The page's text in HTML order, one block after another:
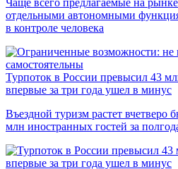
Чаще всего предлагаемые на
отдельными автономными
в контроле человека
Турпоток в России превысил 43
впервые за три года ушел в минус
Въездной туризм растет вчетверо
млн иностранных гостей за